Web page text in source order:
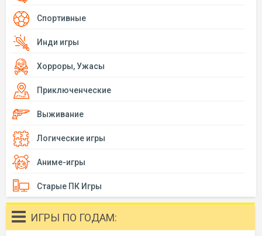
Спортивные
Инди игры
Хорроры, Ужасы
Приключенческие
Выживание
Логические игры
Аниме-игры
Старые ПК Игры
ИГРЫ ПО ГОДАМ: